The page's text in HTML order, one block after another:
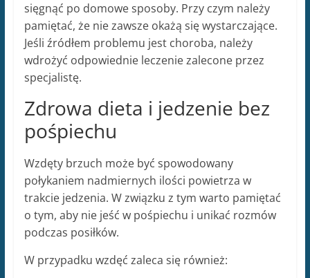
sięgnąć po domowe sposoby. Przy czym należy
pamiętać, że nie zawsze okażą się wystarczające.
Jeśli źródłem problemu jest choroba, należy
wdrożyć odpowiednie leczenie zalecone przez
specjalistę.
Zdrowa dieta i jedzenie bez
pośpiechu
Wzdęty brzuch może być spowodowany
połykaniem nadmiernych ilości powietrza w
trakcie jedzenia. W związku z tym warto pamiętać
o tym, aby nie jeść w pośpiechu i unikać rozmów
podczas posiłków.
W przypadku wzdęć zaleca się również: